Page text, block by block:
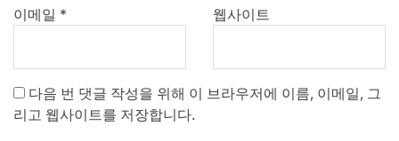
이메일 * 웹사이트
다음 번 댓글 작성을 위해 이 브라우저에 이름, 이메일, 그
리고 웹사이트를 저장합니다.